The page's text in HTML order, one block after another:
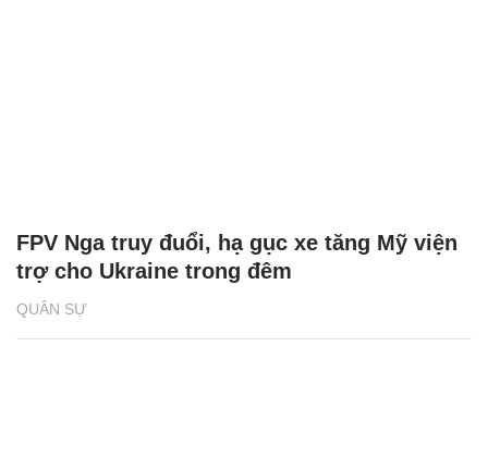
QUÂN SỰ
FPV Nga truy đuổi, hạ gục xe tăng Mỹ viện
trợ cho Ukraine trong đêm